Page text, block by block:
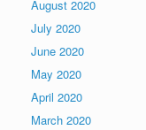
August 2020
July 2020
June 2020
May 2020
April 2020
March 2020